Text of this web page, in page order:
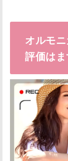
オルモ
評価は